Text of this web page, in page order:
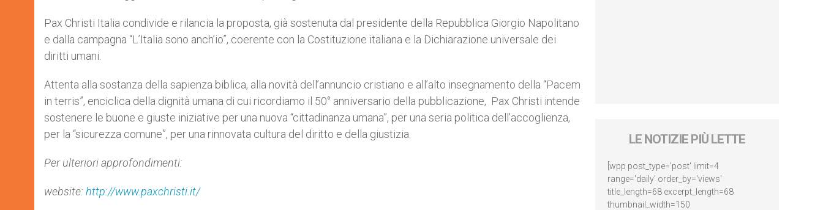
Pax Christi Italia condivide e rilancia la proposta, già sostenuta dal presidente della Repubblica Giorgio Napolitano
e dalla campagna “L’Italia sono anch’io”, coerente con la Costituzione italiana e la Dichiarazione universale dei
diritti umani.
Attenta alla sostanza della sapienza biblica, alla novità dell’annuncio cristiano e all’alto insegnamento della “Pacem
in terris”, enciclica della dignità umana di cui ricordiamo il 50° anniversario della pubblicazione, Pax Christi intende
sostenere le buone e giuste iniziative per una nuova “cittadinanza umana”, per una seria politica dell’accoglienza,
per la “sicurezza comune”, per una rinnovata cultura del diritto e della giustizia.
Per ulteriori approfondimenti:
website: http://www.paxchristi.it/
LE NOTIZIE PIÙ LETTE
[wpp post_type='post' limit=4
range='daily' order_by='views'
title_length=68 excerpt_length=68
thumbnail_width=150